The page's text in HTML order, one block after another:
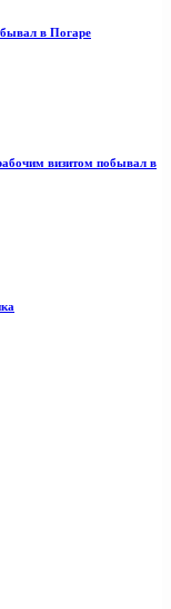
в Погаре
визитом побывал в